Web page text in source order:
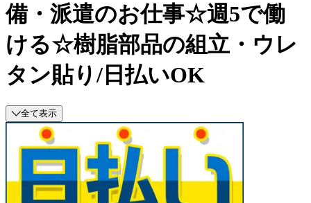
備・派遣のお仕事☆週5で働
ける☆樹脂部品の組立・ウレ
タン貼り/日払いOK
全て表示